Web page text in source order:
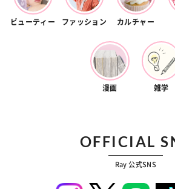
ビューティー ファッション カルチャー
漫画 雑学
OFFICIAL
Ray 公式SNS